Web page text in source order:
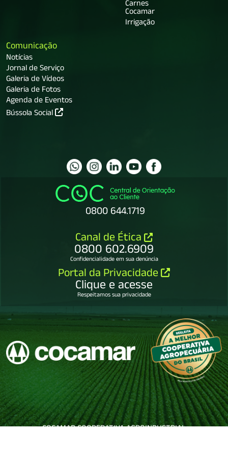
Carnes
Cocamar
Irrigação
Comunicação
Notícias
Jornal de Serviço
Galeria de Vídeos
Galeria de Fotos
Agenda de Eventos
Bússola Social
0800 644.1719
Canal de Ética
0800 602.6909
Confidencialidade em sua denúncia
Portal da Privacidade
Clique e acesse
Respeitamos sua privacidade
COCAMAR COOPERATIVA AGROINDUSTRIAL